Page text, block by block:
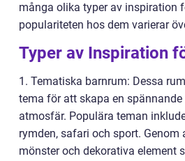
många olika typer av inspiration
populariteten hos dem varierar
Typer av Inspiration
1. Tematiska barnrum: Dessa
tema för att skapa en spännande
atmosfär. Populära teman
rymden, safari och sport. Genom
mönster och dekorativa element